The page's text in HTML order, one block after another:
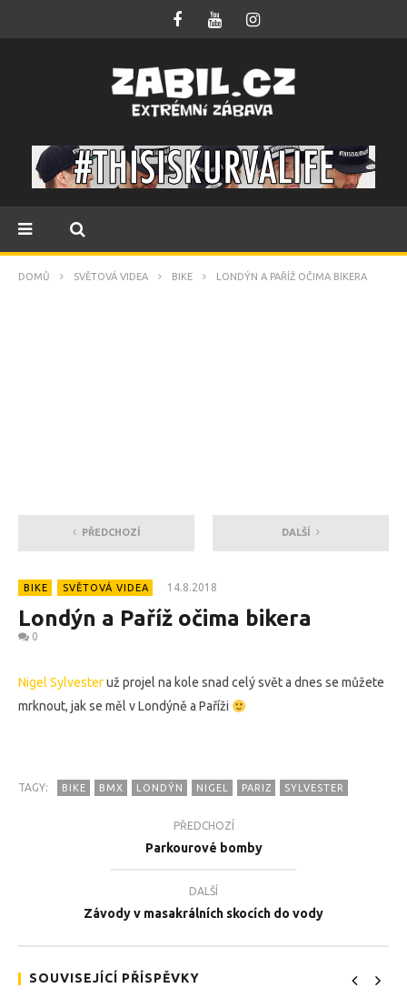
DOMŮ SVĚTOVÁ VIDEA BIKE LONDÝN A PAŘÍŽ OČIMA BIKERA
PŘEDCHOZÍ DALŠÍ
BIKE SVĚTOVÁ VIDEA 14.8.2018
Londýn a Paříž očima bikera
0
TEĎ PROHLÍŽENÉ
Londýn a Paříž očima bikera
14.8.2018
Nigel Sylvesteruž projel na kole snad celý svět a dnes se můžete
mrknout, jak se měl v Londýně a Paříži
TAGY: BIKE BMX LONDÝN NIGEL PARIZ SYLVESTER
PŘEDCHOZÍ
Parkourové bomby
DALŠÍ
Závody v masakrálních skocích do vody
SOUVISEJÍCÍ PŘÍSPĚVKY